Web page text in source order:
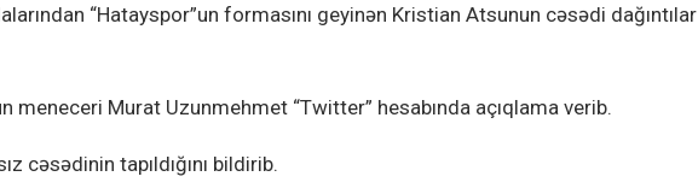
“Hatayspor”un formasını geyinən Kristian Atsunun cəsədi dağıntılar
meneceri Murat Uzunmehmet “Twitter” hesabında açıqlama verib.
cəsədinin tapıldığını bildirib.